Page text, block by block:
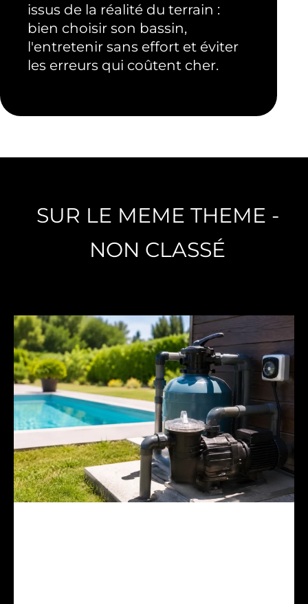
issus de la réalité du terrain :
bien choisir son bassin,
l'entretenir sans effort et éviter
les erreurs qui coûtent cher.
SUR LE MEME THEME -
NON CLASSÉ